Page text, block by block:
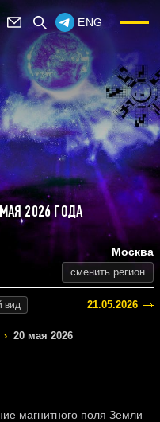
ENG
2026 ГОДА
Москва
сменить регион
вид 21.05.2026
› 20 мая 2026
магнитного поля Земли